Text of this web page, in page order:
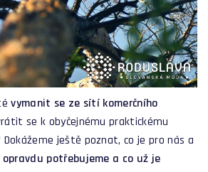
vymanit se ze sítí komerčního
se k obyčejnému praktickému
Dokážeme ještě poznat, co je pro nás a
opravdu potřebujeme a co už je